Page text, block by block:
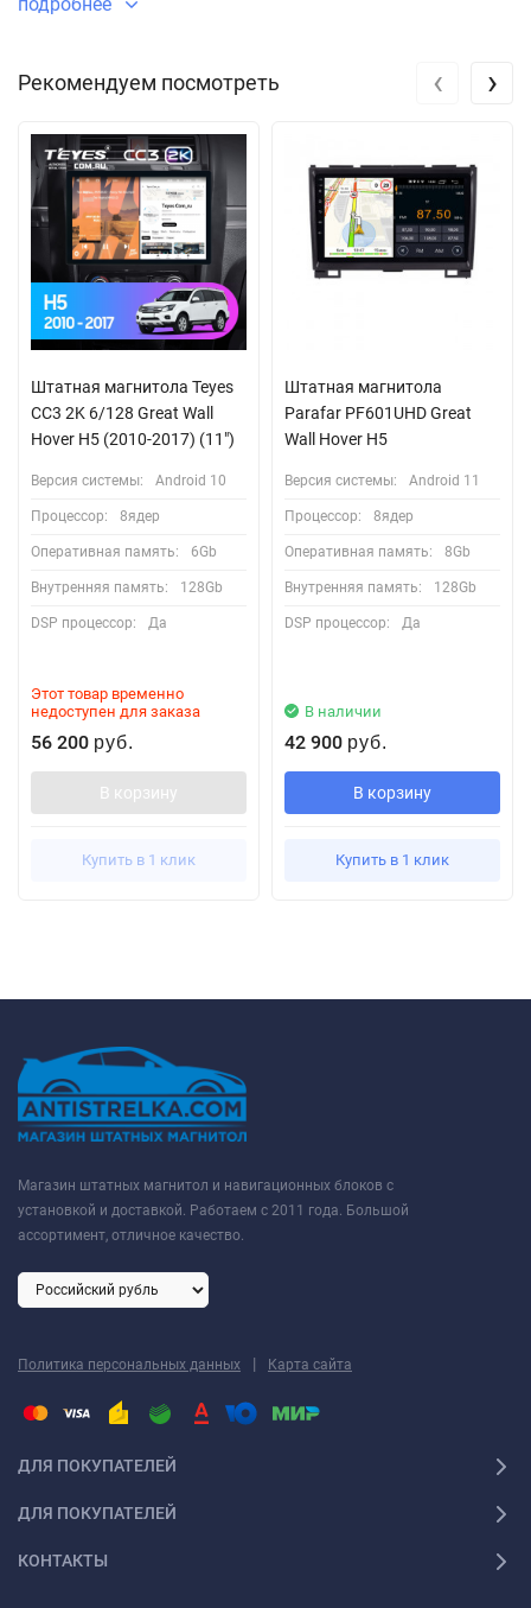
Рекомендуем посмотреть
Штатная магнитола Teyes
CC3 2K 6/128 Great Wall
Hover H5 (2010-2017) (11")
Версия системы: Android 10
Процессор: 8ядер
Оперативная память: 6Gb
Внутренняя память: 128Gb
DSP процессор: Да
Этот товар временно
недоступен для заказа
56 200 руб.
В корзину
Купить в 1 клик
Штатная магнитола
Parafar PF601UHD Great
Wall Hover H5
Версия системы: Android 11
Процессор: 8ядер
Оперативная память: 8Gb
Внутренняя память: 128Gb
DSP процессор: Да
В наличии
42 900 руб.
В корзину
Купить в 1 клик
‹ ›
Магазин штатных магнитол и навигационных блоков с
установкой и доставкой. Работаем с 2011 года. Большой
ассортимент, отличное качество.
Политика персональных данных | Карта сайта
ДЛЯ ПОКУПАТЕЛЕЙ
ДЛЯ ПОКУПАТЕЛЕЙ
КОНТАКТЫ